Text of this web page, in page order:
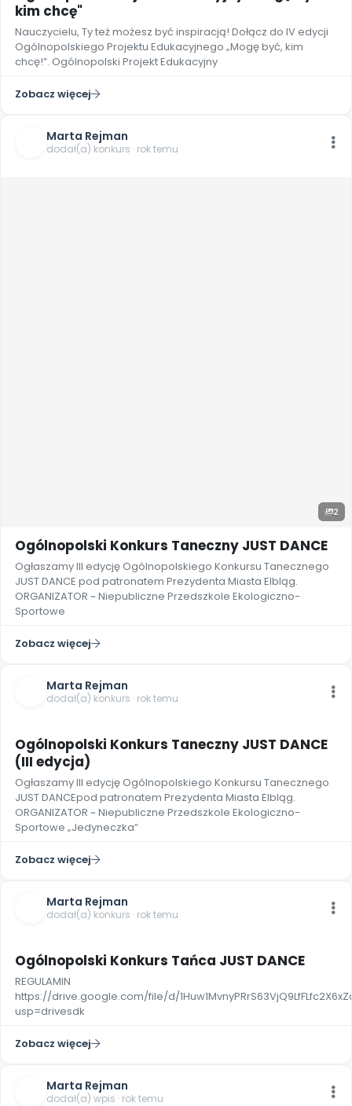
kim chcę"
Nauczycielu, Ty też możesz być inspiracją! Dołącz do IV edycji
Ogólnopolskiego Projektu Edukacyjnego „Mogę być, kim
chcę!”. Ogólnopolski Projekt Edukacyjny
Zobacz więcej
Marta Rejman
dodał(a) konkurs · rok temu
2
Ogólnopolski Konkurs Taneczny JUST DANCE
Ogłaszamy III edycję Ogólnopolskiego Konkursu Tanecznego
JUST DANCE pod patronatem Prezydenta Miasta Elbląg.
ORGANIZATOR ~ Niepubliczne Przedszkole Ekologiczno-
Sportowe
Zobacz więcej
Marta Rejman
dodał(a) konkurs · rok temu
Ogólnopolski Konkurs Taneczny JUST DANCE
(III edycja)
Ogłaszamy III edycję Ogólnopolskiego Konkursu Tanecznego
JUST DANCEpod patronatem Prezydenta Miasta Elbląg.
ORGANIZATOR ~ Niepubliczne Przedszkole Ekologiczno-
Sportowe „Jedyneczka”
Zobacz więcej
Marta Rejman
dodał(a) konkurs · rok temu
Ogólnopolski Konkurs Tańca JUST DANCE
REGULAMIN
https://drive.google.com/file/d/
usp=drivesdk
Zobacz więcej
Marta Rejman
dodał(a) wpis · rok temu